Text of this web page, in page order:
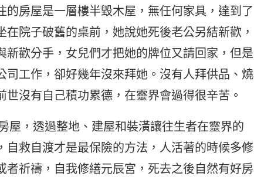
房屋是一層樓半毀木屋，無任何家具，達到了
院子破舊的桌前，她說她死後老公另結新歡，
歡分手，女兒們才把她的牌位又請回家，但是
工作，卻好幾年沒來拜她。沒有人拜供品、燒
沒有自己積功累德，在靈界會過得很辛苦。
，透過整地、建屋和裝潢讓往生者在靈界的
救自渡才是最保險的方法，人活著的時候多修
祈禱，自我修繕元辰宮，死去之後自然有好房